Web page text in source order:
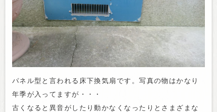
パネル型と言われる床下換気扇です。写真の物はかなり
年季が入ってますが・・・
古くなると異音がしたり動かなくなったりとさまざまな